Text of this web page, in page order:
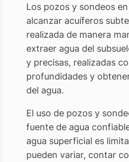
Los pozos y sondeos
alcanzar acuíferos
realizada de manera
extraer agua del
y precisas, realizadas
profundidades y
del agua.
El uso de pozos y
fuente de agua
agua superficial es
pueden variar, contar